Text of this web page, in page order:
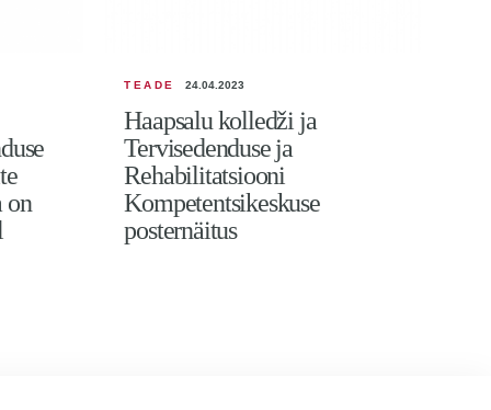
on
TEADE 24.04.2023
Haapsalu kolledži ja
Tervisedenduse ja
Rehabilitatsiooni
Kompetentsikeskuse
posternäitus